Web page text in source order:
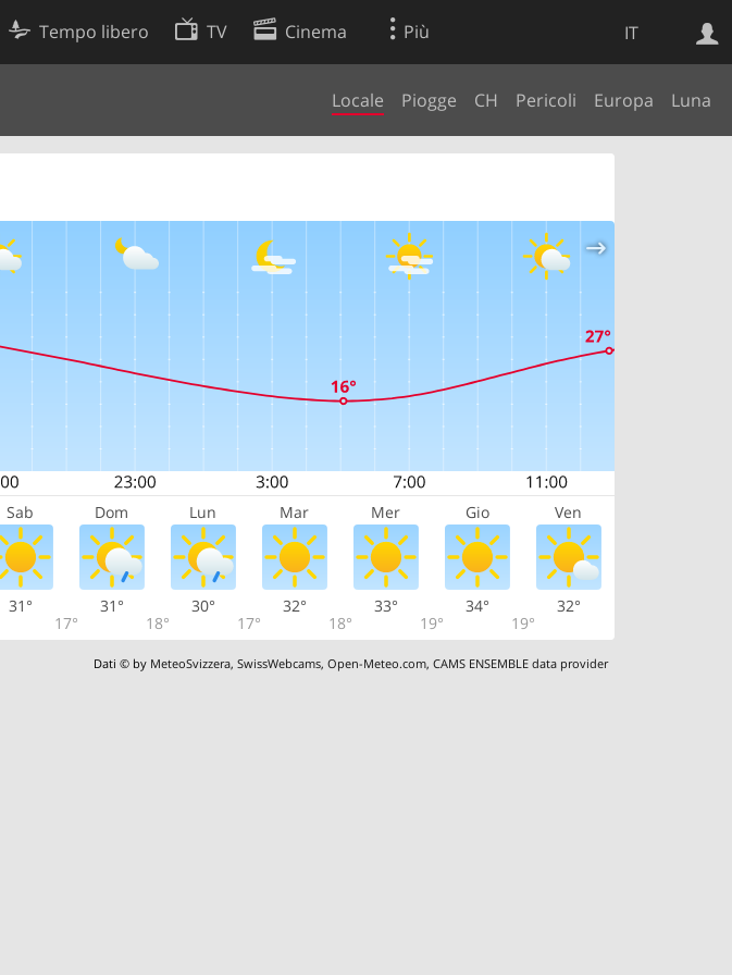
IT
Tempo libero TV Cinema Più
Locale Piogge CH Pericoli Europa Luna
Sab Dom Lun Mar Mer Gio Ven
31°
17°
31°
18°
30°
17°
32°
18°
33°
19°
34°
19°
32°
Dati © by MeteoSvizzera,SwissWebcams,Open-Meteo.com,CAMS ENSEMBLE data provider
Ricerca Web
Preferenze cookie